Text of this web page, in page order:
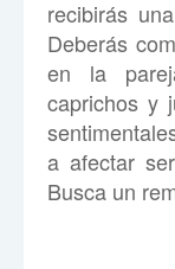
recibirás
Deberás
en la
caprichos y
a afectar
Busca un